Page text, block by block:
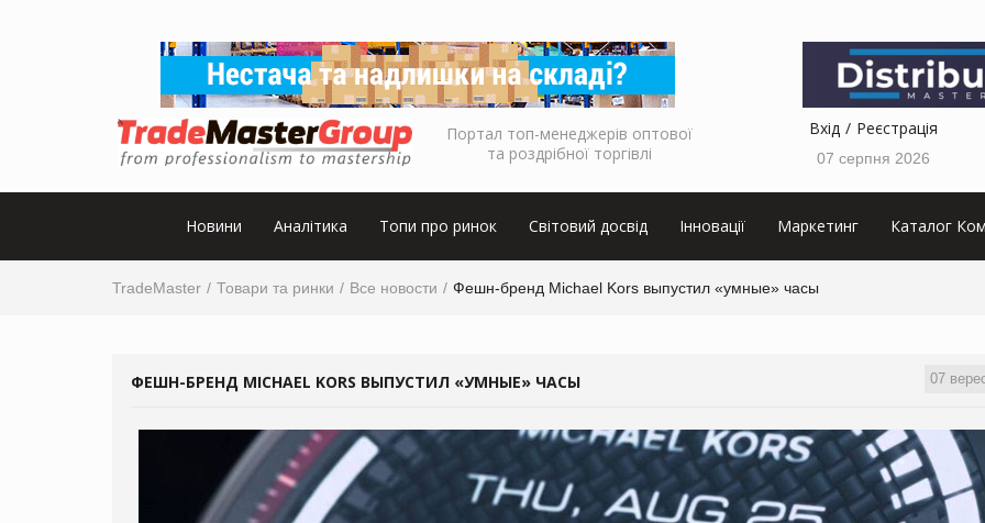
Портал топ-менеджерів оптової
та роздрібної торгівлі
Вхід Реєстрація
07 серпня 2026
Новини Аналітика Топи про ринок Світовий досвід Інновації Маркетинг Каталог
TradeMaster Товари та ринки Все новости Фешн-бренд Michael Kors выпустил «умные» часы
07
ФЕШН-БРЕНД MICHAEL KORS ВЫПУСТИЛ «УМНЫЕ» ЧАСЫ